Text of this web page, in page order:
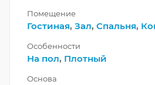
Помещение
Гостиная, Зал, Спальня,
Особенности
На пол, Плотный
Основа